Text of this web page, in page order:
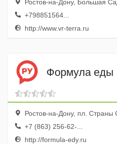
Ростов-на-Дону, Большая
+798851564...
http://www.vr-terra.ru
Формула еды
Ростов-на-Дону, пл. Страны
+7 (863) 256-62-...
http://formula-edy.ru